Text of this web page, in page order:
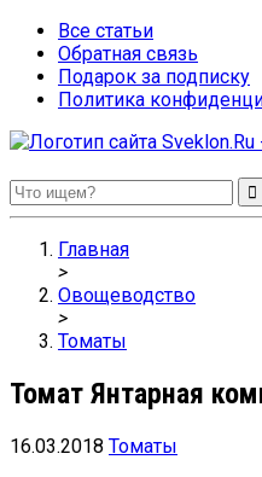
Все статьи
Обратная связь
Подарок за подписку
Политика
Sveklon.Ru – все про сад,
Главная
>
Овощеводство
>
Томаты
Томат Янтарная
16.03.2018 Томаты